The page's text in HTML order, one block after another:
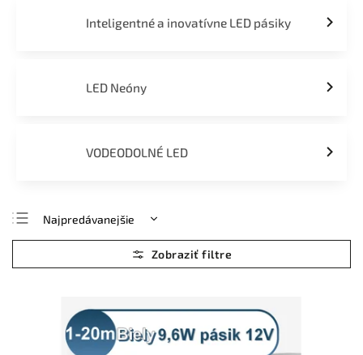
Inteligentné a inovatívne LED pásiky
LED Neóny
VODEODOLNÉ LED
Najpredávanejšie
Najlacnejšie
Najdrahšie